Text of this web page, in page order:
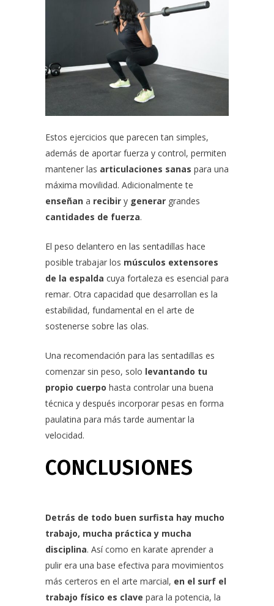
Estos ejercicios que parecen tan simples,
además de aportar fuerza y control, permiten
mantener las articulaciones sanas para una
máxima movilidad. Adicionalmente te
enseñan a recibir y generar grandes
cantidades de fuerza.
El peso delantero en las sentadillas hace
posible trabajar los músculos extensores
de la espalda cuya fortaleza es esencial para
remar. Otra capacidad que desarrollan es la
estabilidad, fundamental en el arte de
sostenerse sobre las olas.
Una recomendación para las sentadillas es
comenzar sin peso, solo levantando tu
propio cuerpo hasta controlar una buena
técnica y después incorporar pesas en forma
paulatina para más tarde aumentar la
velocidad.
CONCLUSIONES
Detrás de todo buen surfista hay mucho
trabajo, mucha práctica y mucha
disciplina. Así como en karate aprender a
pulir era una base efectiva para movimientos
más certeros en el arte marcial, en el surf el
trabajo físico es clave para la potencia, la